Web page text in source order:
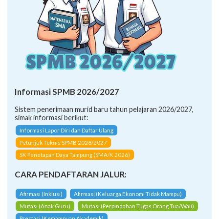
Informasi SPMB 2026/2027
Sistem penerimaan murid baru tahun pelajaran 2026/2027,
simak informasi berikut:
Informasi Lapor Diri dan Daftar Ulang
Petunjuk Teknis SPMB 2026/2027
SK Penetapan Daya Tampung (SMA/K 2026)
CARA PENDAFTARAN JALUR:
Afirmasi (Inklusi)
Afirmasi (Keluarga Ekonomi Tidak Mampu)
Mutasi (Anak Guru)
Mutasi (Perpindahan Tugas Orang Tua/Wali)